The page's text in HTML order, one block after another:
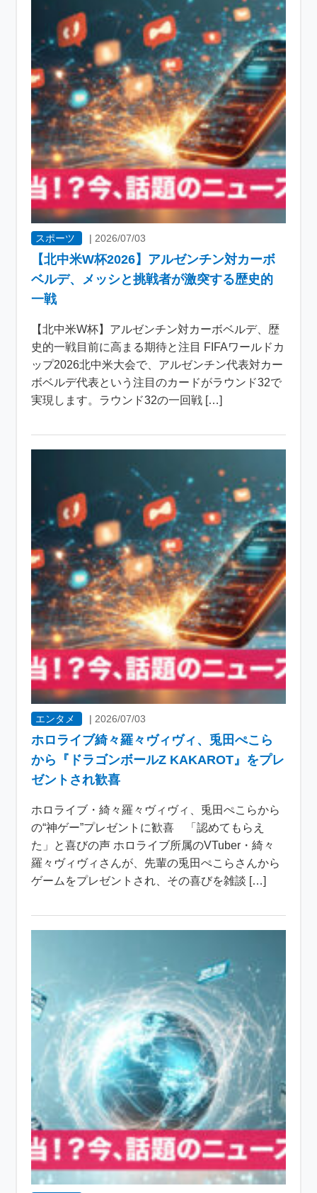
スポーツ | 2026/07/03
【北中米W杯2026】アルゼンチン対カーボ
ベルデ、メッシと挑戦者が激突する歴史的
一戦
【北中米W杯】アルゼンチン対カーボベルデ、歴
史的一戦目前に高まる期待と注目 FIFAワールドカ
ップ2026北中米大会で、アルゼンチン代表対カー
ボベルデ代表という注目のカードがラウンド32で
実現します。ラウンド32の一回戦 […]
エンタメ |2026/07/03
ホロライブ綺々羅々ヴィヴィ、兎田ぺこら
から『ドラゴンボールZ KAKAROT』をプレ
ゼントされ歓喜
ホロライブ・綺々羅々ヴィヴィ、兎田ぺこらから
の“神ゲー”プレゼントに歓喜 「認めてもらえ
た」と喜びの声 ホロライブ所属のVTuber・綺々
羅々ヴィヴィさんが、先輩の兎田ぺこらさんから
ゲームをプレゼントされ、その喜びを雑談 […]